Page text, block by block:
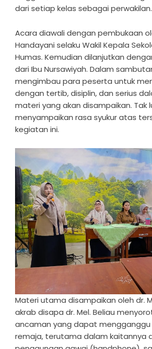
dari setiap kelas sebagai perwakilan.
Acara diawali dengan pembukaan
Handayani selaku Wakil Kepala
Humas. Kemudian dilanjutkan
dari Ibu Nursawiyah. Dalam
mengimbau para peserta untuk
dengan tertib, disiplin, dan serius
materi yang akan disampaikan. Tak
menyampaikan rasa syukur atas
kegiatan ini.
Materi utama disampaikan oleh dr.
akrab disapa dr. Mel. Beliau
ancaman yang dapat mengganggu
remaja, terutama dalam kaitannya